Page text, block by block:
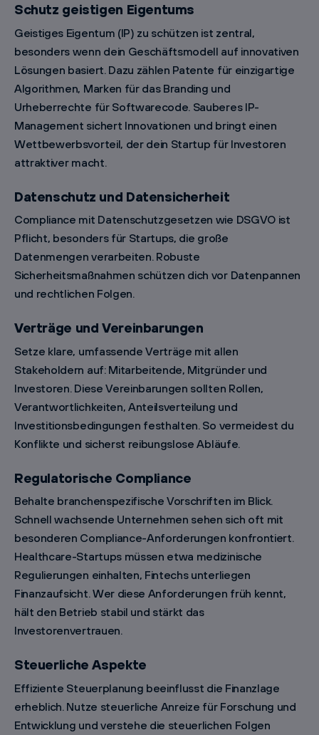
Schutz geistigen Eigentums
Geistiges Eigentum (IP) zu schützen ist zentral,
besonders wenn dein Geschäftsmodell auf innovativen
Lösungen basiert. Dazu zählen Patente für einzigartige
Algorithmen, Marken für das Branding und
Urheberrechte für Softwarecode. Sauberes IP-
Management sichert Innovationen und bringt einen
Wettbewerbsvorteil, der dein Startup für Investoren
attraktiver macht.
Datenschutz und Datensicherheit
Compliance mit Datenschutzgesetzen wie DSGVO ist
Pflicht, besonders für Startups, die große
Datenmengen verarbeiten. Robuste
Sicherheitsmaßnahmen schützen dich vor Datenpannen
und rechtlichen Folgen.
Verträge und Vereinbarungen
Setze klare, umfassende Verträge mit allen
Stakeholdern auf: Mitarbeitende, Mitgründer und
Investoren. Diese Vereinbarungen sollten Rollen,
Verantwortlichkeiten, Anteilsverteilung und
Investitionsbedingungen festhalten. So vermeidest du
Konflikte und sicherst reibungslose Abläufe.
Regulatorische Compliance
Behalte branchenspezifische Vorschriften im Blick.
Schnell wachsende Unternehmen sehen sich oft mit
besonderen Compliance-Anforderungen konfrontiert.
Healthcare-Startups müssen etwa medizinische
Regulierungen einhalten, Fintechs unterliegen
Finanzaufsicht. Wer diese Anforderungen früh kennt,
hält den Betrieb stabil und stärkt das
Investorenvertrauen.
Steuerliche Aspekte
Effiziente Steuerplanung beeinflusst die Finanzlage
erheblich. Nutze steuerliche Anreize für Forschung und
Entwicklung und verstehe die steuerlichen Folgen